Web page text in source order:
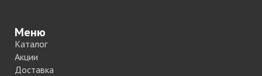
Меню
Каталог
Акции
Доставка